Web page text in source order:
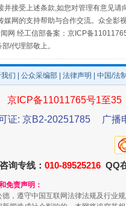
珠
并接受上述条款,如您对管理有意见
网的支持帮助与合作交流。众全影
网 经工信部备案：京ICP备
/代理部敬上。
们 公众采编部 法律声明 | 中国/法
京ICP备11011765号1至35
证: 京B2-20251785
广播
询专线： 010-89525216 QQ
免责声明：
，遵守中国互联网法律法规及行业